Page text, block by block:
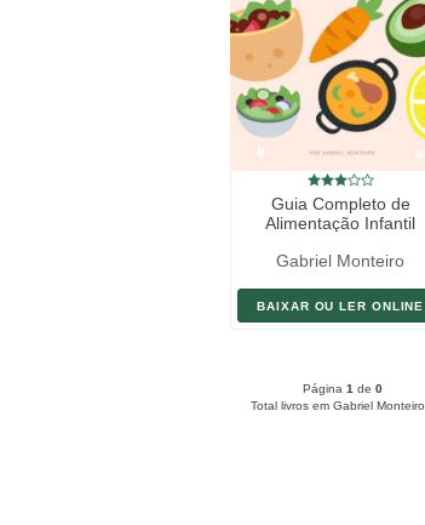
Guia Completo de
Alimentação Infantil
Gabriel Monteiro
BAIXAR OU LER ONLINE
Página1 de0
Total livros em Gabriel Monteiro